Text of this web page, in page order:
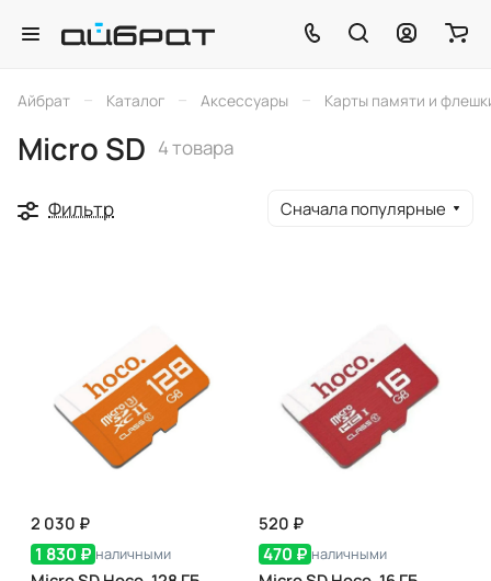
Айбрат – Каталог – Аксессуары – Карты памяти и
Micro SD 4 товара
Фильтр Сначала популярные
2 030 ₽
1 830 ₽ наличными
520 ₽
470 ₽ наличными